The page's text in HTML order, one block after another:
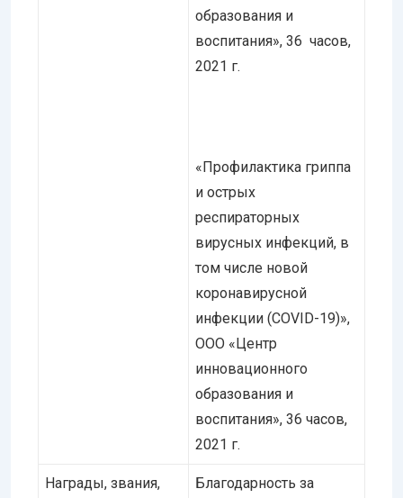
образования и
воспитания», 36 часов,
2021 г.
«Профилактика гриппа
и острых
респираторных
вирусных инфекций, в
том числе новой
коронавирусной
инфекции (COVID-19)»,
ООО «Центр
инновационного
образования и
воспитания», 36 часов,
2021 г.
Награды, звания,
Благодарность за